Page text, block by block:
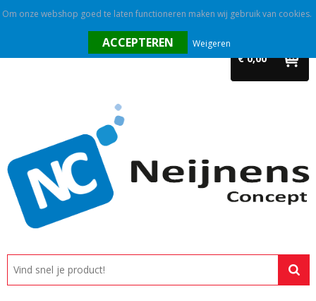
€ 0,00
Promotietextiel
Tassen
Alle categorieën
Custom made
Om onze webshop goed te laten functioneren maken wij gebruik van cookies.
Weigeren